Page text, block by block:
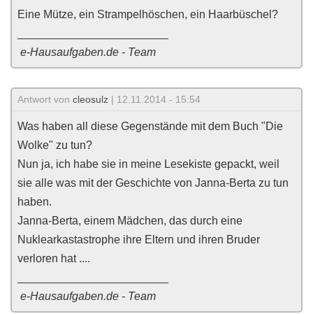
Eine Mütze, ein Strampelhöschen, ein Haarbüschel?
e-Hausaufgaben.de - Team
Antwort von cleosulz | 12.11.2014 - 15:54
Was haben all diese Gegenstände mit dem Buch "Die
Wolke" zu tun?
Nun ja, ich habe sie in meine Lesekiste gepackt, weil
sie alle was mit der Geschichte von Janna-Berta zu tun
haben.
Janna-Berta, einem Mädchen, das durch eine
Nuklearkastastrophe ihre Eltern und ihren Bruder
verloren hat ....
e-Hausaufgaben.de - Team